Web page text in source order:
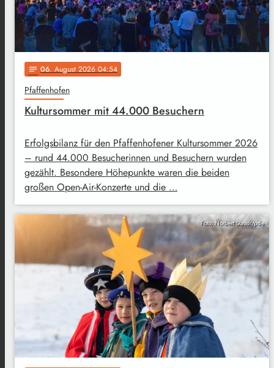
notes 06. August 2026 04:54
Pfaffenhofen
Kultursommer mit 44.000 Besuchern
Erfolgsbilanz für den Pfaffenhofener Kultursommer 2026
– rund 44.000 Besucherinnen und Besuchern wurden
gezählt. Besondere Höhepunkte waren die beiden
großen Open-Air-Konzerte und die …
Foto: Norbert Staudt/pde